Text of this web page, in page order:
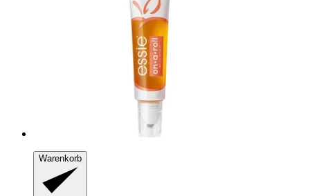
Warenkorb